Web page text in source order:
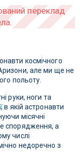
космічного
але ми ще не
польоту.
руки, ноги та
, в якій астронавти
місячні
спорядження, а
числі
недоречно з